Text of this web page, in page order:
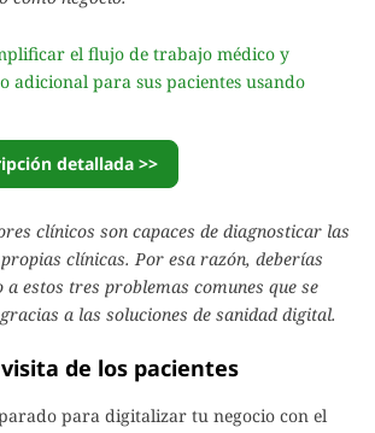
el flujo de trabajo médico y
adicional para sus pacientes usando
detallada >>
clínicos son capaces de diagnosticar las
clínicas. Por esa razón, deberías
estos tres problemas comunes que se
a las soluciones de sanidad digital.
de los pacientes
para digitalizar tu negocio con el